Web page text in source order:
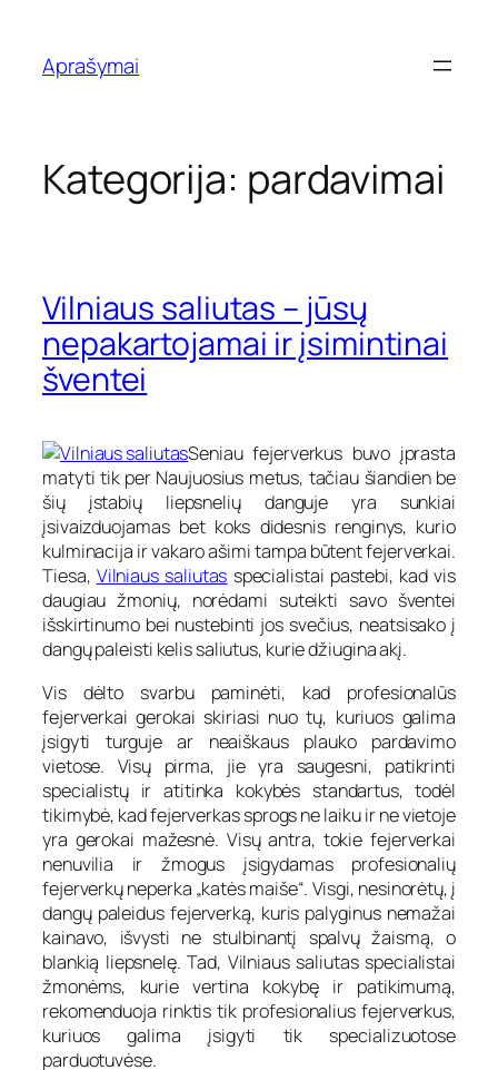
turinio
Aprašymai
Kategorija: pardavimai
Vilniaus saliutas – jūsų
nepakartojamai ir įsimintinai
šventei
Seniau fejerverkus buvo įprasta
matyti tik per Naujuosius metus, tačiau šiandien be
šių įstabių liepsnelių danguje yra sunkiai
įsivaizduojamas bet koks didesnis renginys, kurio
kulminacija ir vakaro ašimi tampa būtent fejerverkai.
Tiesa, Vilniaus saliutas specialistai pastebi, kad vis
daugiau žmonių, norėdami suteikti savo šventei
išskirtinumo bei nustebinti jos svečius, neatsisako į
dangų paleisti kelis saliutus, kurie džiugina akį.
Vis dėlto svarbu paminėti, kad profesionalūs
fejerverkai gerokai skiriasi nuo tų, kuriuos galima
įsigyti turguje ar neaiškaus plauko pardavimo
vietose. Visų pirma, jie yra saugesni, patikrinti
specialistų ir atitinka kokybės standartus, todėl
tikimybė, kad fejerverkas sprogs ne laiku ir ne vietoje
yra gerokai mažesnė. Visų antra, tokie fejerverkai
nenuvilia ir žmogus įsigydamas profesionalių
fejerverkų neperka „katės maiše“. Visgi, nesinorėtų, į
dangų paleidus fejerverką, kuris palyginus nemažai
kainavo, išvysti ne stulbinantį spalvų žaismą, o
blankią liepsnelę. Tad, Vilniaus saliutas specialistai
žmonėms, kurie vertina kokybę ir patikimumą,
rekomenduoja rinktis tik profesionalius fejerverkus,
kuriuos galima įsigyti tik specializuotose
parduotuvėse.